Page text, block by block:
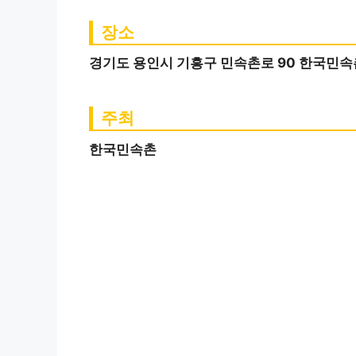
장소
경기도 용인시 기흥구 민속촌로 90 한국민속
주최
한국민속촌